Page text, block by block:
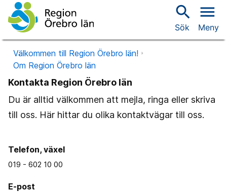
search
Sök
menu
Meny
Välkommen till Region Örebro län!
Om Region Örebro län
Kontakta Region Örebro län
Du är alltid välkommen att mejla, ringa eller skriva
till oss. Här hittar du olika kontaktvägar till oss.
Telefon, växel
019 - 602 10 00
E-post